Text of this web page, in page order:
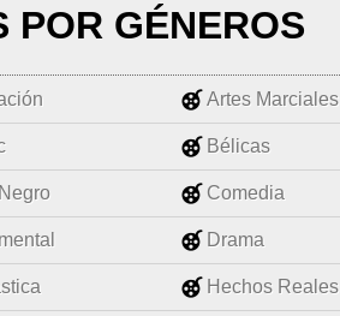
POR GÉNEROS
Artes Marciales
Bélicas
Comedia
Drama
Hechos Reales